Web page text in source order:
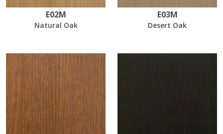
E02M
Natural Oak
E03M
Desert Oak